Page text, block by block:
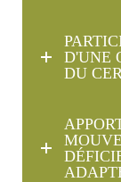
D'UNE
DU